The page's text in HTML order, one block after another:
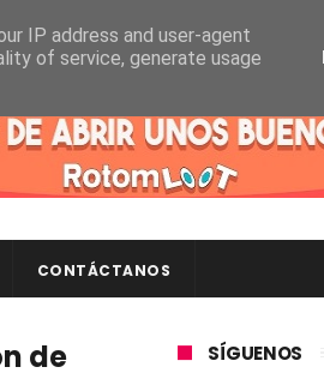
CONTÁCTANOS
de
SÍGUENOS
IP address and user-agent
of service, generate usage